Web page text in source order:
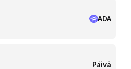
ADA
Päivä